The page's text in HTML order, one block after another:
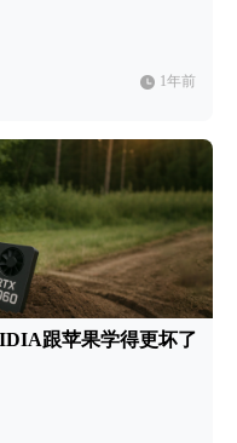
1年前
跟苹果学得更坏了